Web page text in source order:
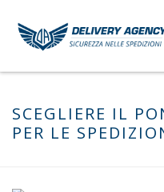
SCEGLIERE IL
PER LE